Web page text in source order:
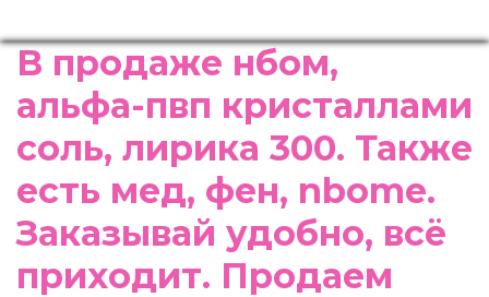
В продаже нбом,
альфа-пвп кристаллами
соль, лирика 300. Также
есть мед, фен, nbome.
Заказывай удобно, всё
приходит. Продаем